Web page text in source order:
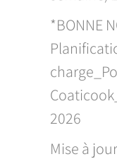
*BONNE
2026
Mise à